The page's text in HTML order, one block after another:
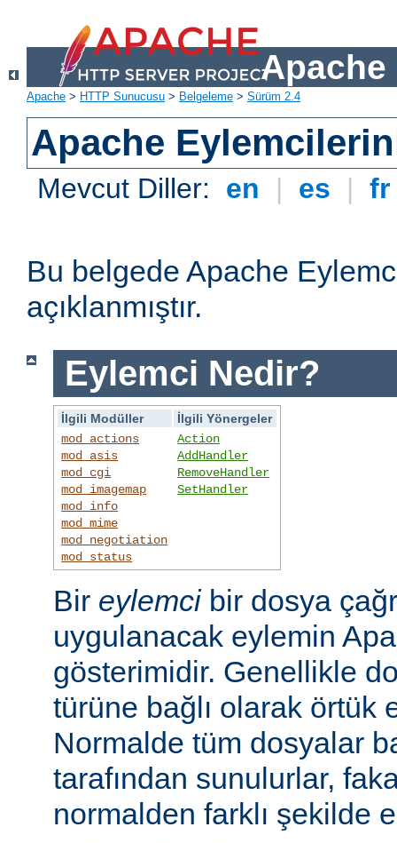
Apache
Apache > HTTP Sunucusu > Belgeleme > Sürüm 2.4
Apache
Mevcut Diller: en | es |
Bu belgede Apache
açıklanmıştır.
Eylemci Nedir?
İlgili Modüller
İlgili Yönergeler
mod_actions
mod_asis
mod_cgi
mod_imagemap
mod_info
mod_mime
mod_negotiation
mod_status
Action
AddHandler
RemoveHandler
SetHandler
Bir eylemcibir dosya
uygulanacak eylemin
gösterimidir. Genellikle
türüne bağlı olarak örtük
Normalde tüm dosyalar
tarafından sunulurlar,
normalden farklı şekilde